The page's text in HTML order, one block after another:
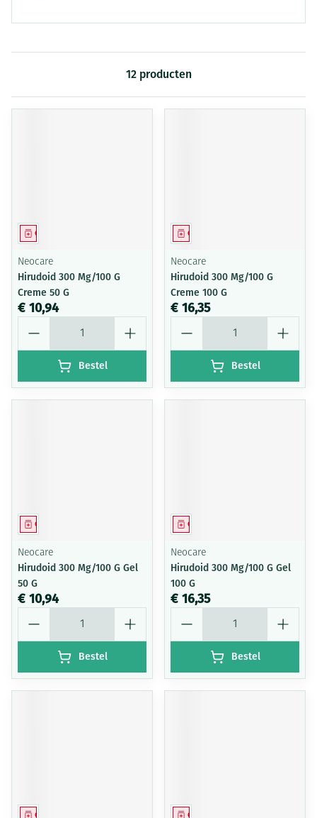
12producten
Geneesmiddel
Neocare
Hirudoid 300 Mg/100 G
Creme 50 G
€ 10,94
Bestel
Geneesmiddel
Neocare
Hirudoid 300 Mg/100 G
Creme 100 G
€ 16,35
Bestel
Geneesmiddel
Neocare
Hirudoid 300 Mg/100 G Gel
50 G
€ 10,94
Bestel
Geneesmiddel
Neocare
Hirudoid 300 Mg/100 G Gel
100 G
€ 16,35
Bestel
Geneesmiddel Geneesmiddel